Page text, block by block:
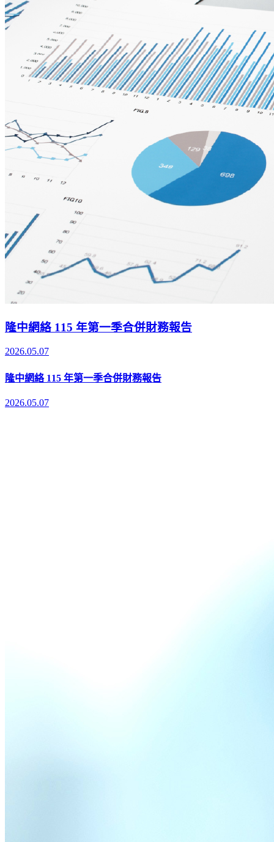
隆中網絡 115 年第一季合併財務報告
2026.05.07
隆中網絡 115 年第一季合併財務報告
2026.05.07